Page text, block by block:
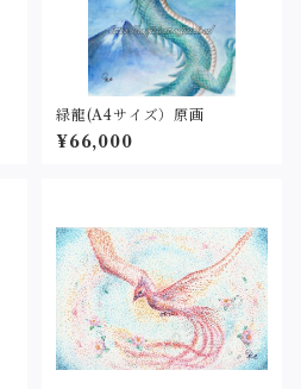
緑龍(A4サイズ）原画
¥66,000